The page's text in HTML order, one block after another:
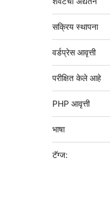
सक्रिय स्थापना
वर्डप्रेस आवृत्ती
परीक्षित केले आहे
PHP आवृत्ती
भाषा
टॅग्ज: